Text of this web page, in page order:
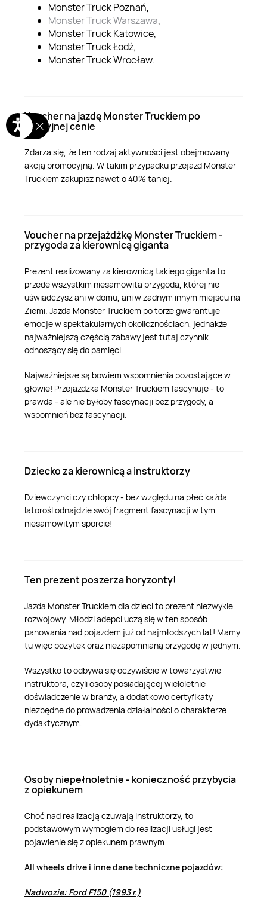
Monster Truck Poznań,
Monster Truck Warszawa,
Monster Truck Katowice,
Monster Truck Łodź,
Monster Truck Wrocław.
Voucher na jazdę Monster Truckiem po
okazyjnej cenie
Zdarza się, że ten rodzaj aktywności jest obejmowany
akcją promocyjną. W takim przypadku przejazd Monster
Truckiem zakupisz nawet o 40% taniej.
Voucher na przejażdżkę Monster Truckiem -
przygoda za kierownicą giganta
Prezent realizowany za kierownicą takiego giganta to
przede wszystkim niesamowita przygoda, której nie
uświadczysz ani w domu, ani w żadnym innym miejscu na
Ziemi. Jazda Monster Truckiem po torze gwarantuje
emocje w spektakularnych okolicznościach, jednakże
najważniejszą częścią zabawy jest tutaj czynnik
odnoszący się do pamięci.
Najważniejsze są bowiem wspomnienia pozostające w
głowie! Przejażdżka Monster Truckiem fascynuje - to
prawda - ale nie byłoby fascynacji bez przygody, a
wspomnień bez fascynacji.
Dziecko za kierownicą a instruktorzy
Dziewczynki czy chłopcy - bez względu na płeć każda
latorośl odnajdzie swój fragment fascynacji w tym
niesamowitym sporcie!
Ten prezent poszerza horyzonty!
Jazda Monster Truckiem dla dzieci to prezent niezwykle
rozwojowy. Młodzi adepci uczą się w ten sposób
panowania nad pojazdem już od najmłodszych lat! Mamy
tu więc pożytek oraz niezapomnianą przygodę w jednym.
Wszystko to odbywa się oczywiście w towarzystwie
instruktora, czyli osoby posiadającej wieloletnie
doświadczenie w branży, a dodatkowo certyfikaty
niezbędne do prowadzenia działalności o charakterze
dydaktycznym.
Osoby niepełnoletnie - konieczność przybycia
z opiekunem
Choć nad realizacją czuwają instruktorzy, to
podstawowym wymogiem do realizacji usługi jest
pojawienie się z opiekunem prawnym.
All wheels drive i inne dane techniczne pojazdów:
Nadwozie: Ford F150 (1993 r.)